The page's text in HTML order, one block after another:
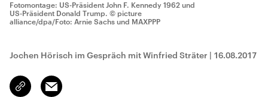
Fotomontage: US-Präsident John F. Kennedy 1962 und
US-Präsident Donald Trump. © picture
alliance/dpa/Foto: Arnie Sachs und MAXPPP
Jochen Hörisch im Gespräch mit Winfried Sträter | 16.08.2017
Link
kopieren/teilen
Email